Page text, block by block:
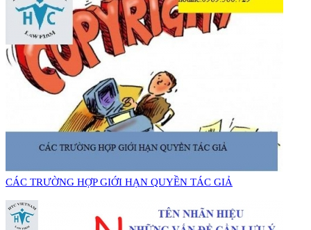
​CÁC TRƯỜNG HỢP GIỚI HẠN QUYỀN TÁC GIẢ